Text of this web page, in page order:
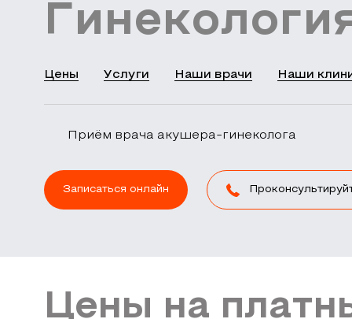
Цены Услуги Наши врачи Наши
Приём врача акушера-гинеколога
Записаться онлайн
Цены на